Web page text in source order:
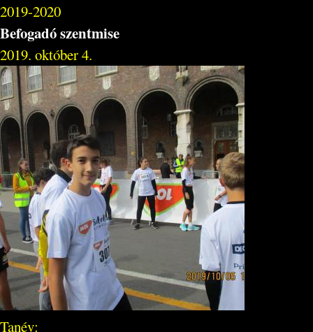
2019-2020
Befogadó szentmise
2019. október 4.
Tanév: